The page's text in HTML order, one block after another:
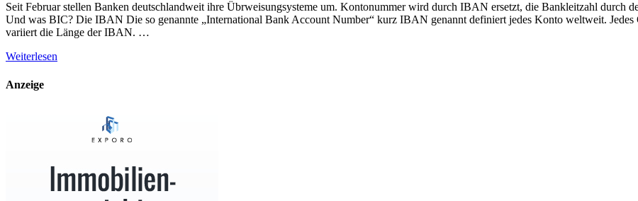
Seit Februar stellen Banken deutschlandweit ihre Übrweisungsysteme um. Kontonummer wird durch IBAN ersetzt, die Bankleitzahl durch
Und was BIC? Die IBAN Die so genannte „International Bank Account Number“ kurz IBAN genannt definiert jedes Konto weltweit. Jedes
variiert die Länge der IBAN. …
Weiterlesen
Anzeige